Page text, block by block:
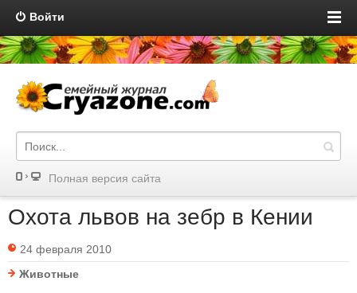
Войти
Полная версия сайта
Охота львов на зебр в Кении
24 февраля 2010
Животные